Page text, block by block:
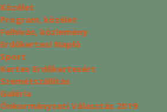
Közélet
Program, közélet
Felhívás, közlemény
Erdőkertesi Napló
Sport
Kertes Erdőkertesért
Szemétszállítás
Galéria
Önkormányzati Választás 2019